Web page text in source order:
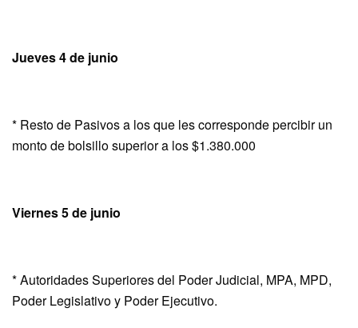
Jueves 4 de junio
* Resto de Pasivos a los que les corresponde percibir un
monto de bolsillo superior a los $1.380.000
Viernes 5 de junio
* Autoridades Superiores del Poder Judicial, MPA, MPD,
Poder Legislativo y Poder Ejecutivo.